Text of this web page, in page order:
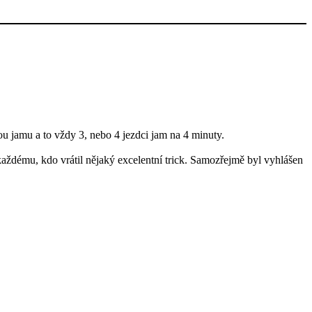
jamu a to vždy 3, nebo 4 jezdci jam na 4 minuty.
kdo vrátil nějaký excelentní trick. Samozřejmě byl vyhlášen